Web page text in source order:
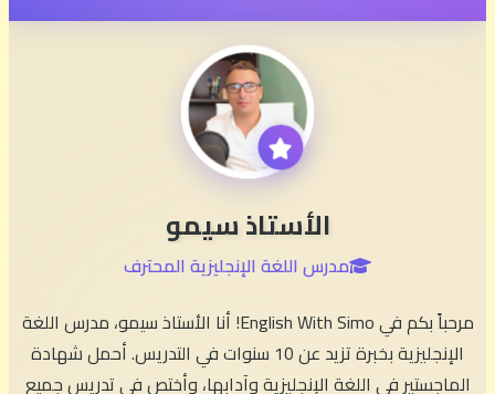
الأستاذ سيمو
مدرس اللغة الإنجليزية المحترف
مرحباً بكم في English With Simo! أنا الأستاذ سيمو، مدرس اللغة
الإنجليزية بخبرة تزيد عن 10 سنوات في التدريس. أحمل شهادة
الماجستير في اللغة الإنجليزية وآدابها، وأختص في تدريس جميع